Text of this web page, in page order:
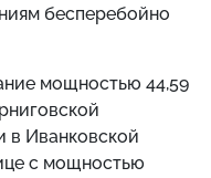
бесперебойно
мощностью 44,59
в Иванковской
с мощностью